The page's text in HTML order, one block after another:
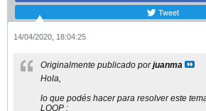
Tweet
14/04/2020, 18:04:25
Originalmente publicado porjuanma
Hola,
lo que podés hacer para resolver este
LOOP :